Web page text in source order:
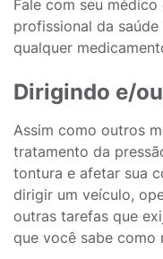
Fale com seu
profissional da
qualquer
Dirigindo e/
Assim como outros
tratamento da
tontura e afetar sua
dirigir um veículo,
outras tarefas que
que você sabe como